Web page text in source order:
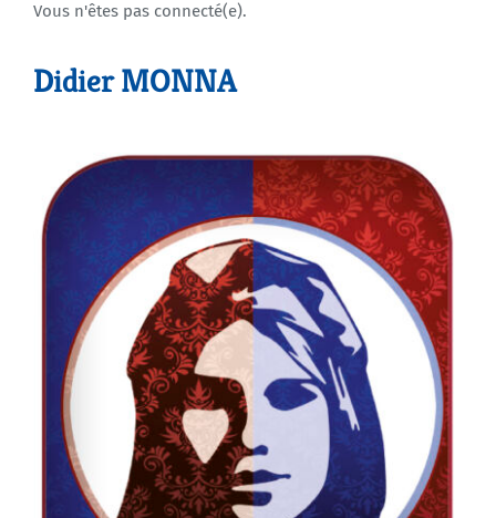
Agenda
Vous n'êtes pas connecté(e).
Didier MONNA